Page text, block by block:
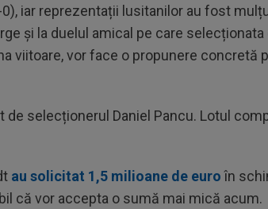
iar reprezentații lusitanilor au fost
și la duelul amical pe care selecționata
viitoare, vor face o propunere concretă
selecționerul Daniel Pancu. Lotul
au solicitat 1,5 milioane de euroîn
că vor accepta o sumă mai mică acum.